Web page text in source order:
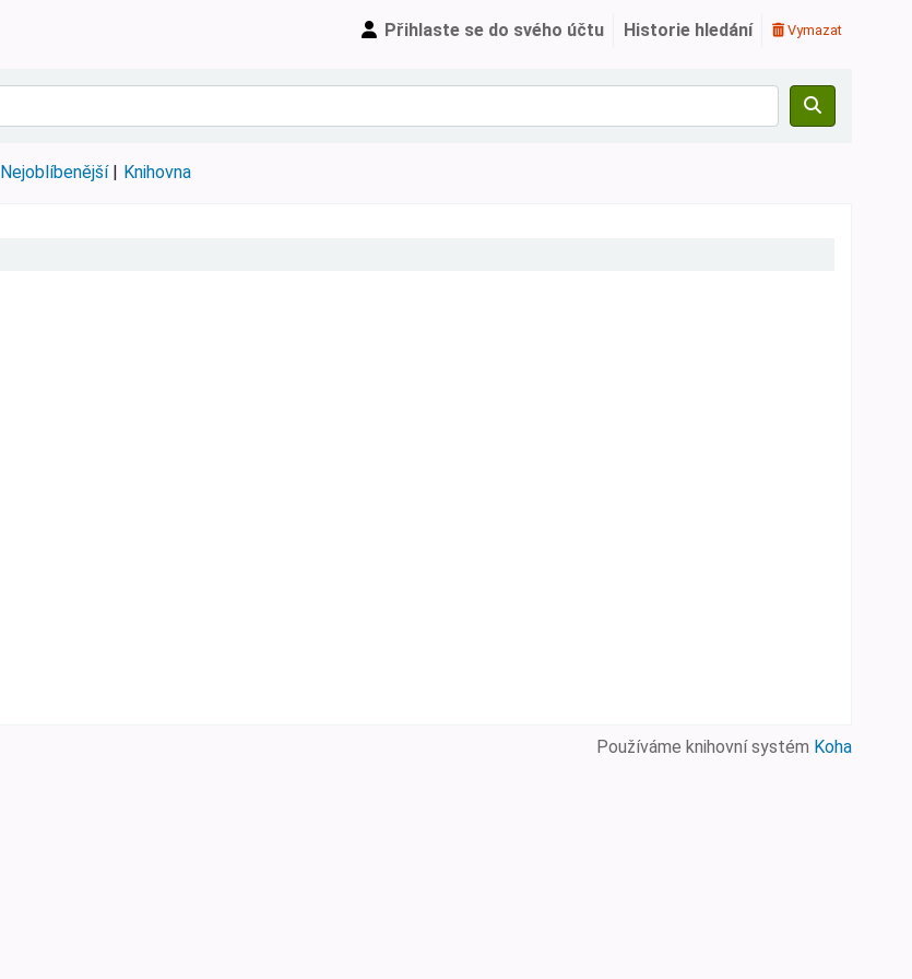
Přihlaste se do svého účtu Historie hledání Vymazat
Nejoblíbenější Knihovna
Používáme knihovní systém Koha